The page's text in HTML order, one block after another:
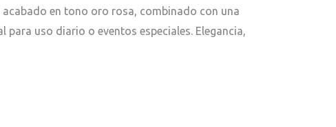
en tono oro rosa, combinado con una
uso diario o eventos especiales. Elegancia,